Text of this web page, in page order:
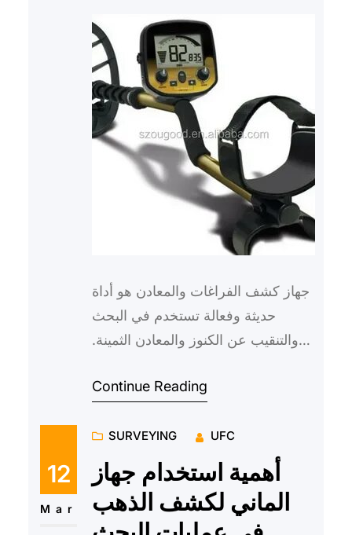
جهاز كشف الفراغات والمعادن هو أداة
حديثة وفعالة تستخدم في البحث
والتنقيب عن الكنوز والمعادن الثمينة.
Continue Reading
12
Mar
SURVEYING UFC
أهمية استخدام جهاز
الماني لكشف الذهب